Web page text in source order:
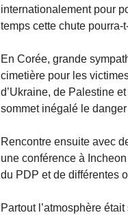
internationalement pour
temps cette chute pourra-
En Corée, grande
cimetière pour les
d’Ukraine, de Palestine
sommet inégalé le
Rencontre ensuite avec
une conférence à
du PDP et de différentes
Partout l’atmosphère